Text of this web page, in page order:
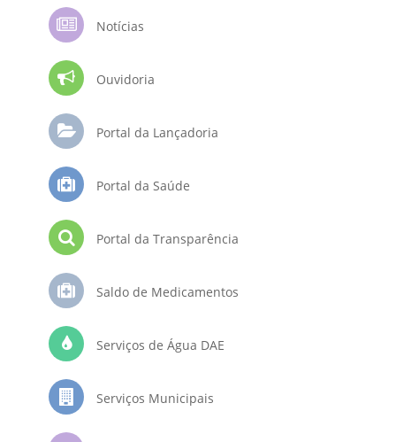
Notícias
Ouvidoria
Portal da Lançadoria
Portal da Saúde
Portal da Transparência
Saldo de Medicamentos
Serviços de Água DAE
Serviços Municipais